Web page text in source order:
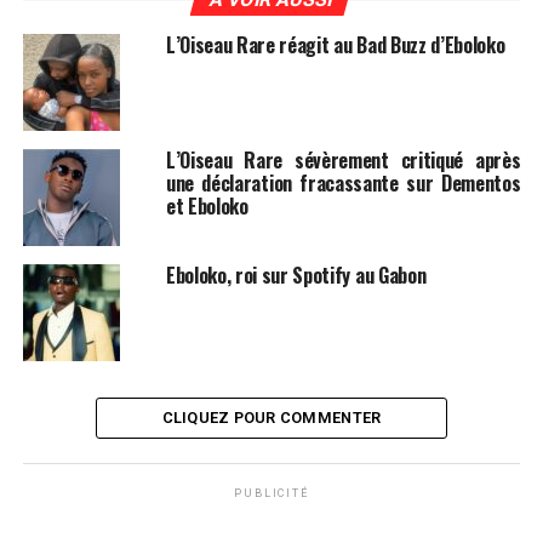
L’Oiseau Rare réagit au Bad Buzz d’Eboloko
L’Oiseau Rare sévèrement critiqué après
une déclaration fracassante sur Dementos
et Eboloko
Eboloko, roi sur Spotify au Gabon
CLIQUEZ POUR COMMENTER
PUBLICITÉ